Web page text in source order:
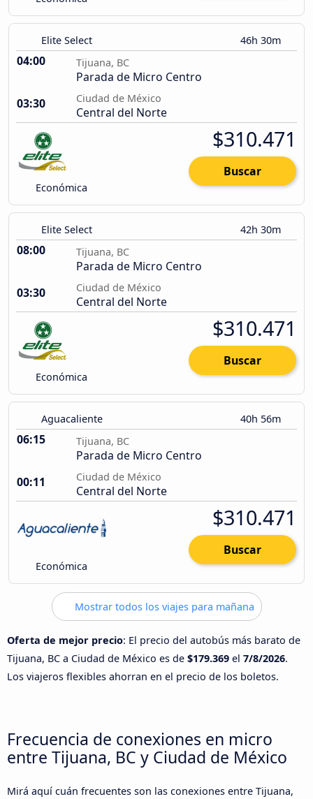
Elite Select 46h 30m
04:00 Tijuana, BC
Parada de Micro Centro
03:30
Ciudad de México
Central del Norte
Económica
$310.471
Buscar
Elite Select 42h 30m
08:00 Tijuana, BC
Parada de Micro Centro
03:30
Ciudad de México
Central del Norte
Económica
$310.471
Buscar
Aguacaliente 40h 56m
06:15 Tijuana, BC
Parada de Micro Centro
00:11
Ciudad de México
Central del Norte
Económica
$310.471
Buscar
Mostrar todos los viajes para mañana
Oferta de mejor precio: El precio del autobús más barato de
Tijuana, BC a Ciudad de México es de $179.369 el 7/8/2026.
Los viajeros flexibles ahorran en el precio de los boletos.
Frecuencia de conexiones en micro
entre Tijuana, BC y Ciudad de México
Mirá aquí cuán frecuentes son las conexiones entre Tijuana,